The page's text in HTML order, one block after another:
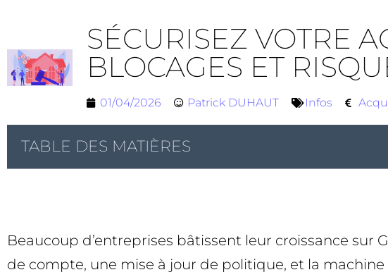
SÉCURISEZ VOTRE
BLOCAGES ET
01/04/2026 Patrick DUHAUT Infos
TABLE DES MATIÈRES
Beaucoup d’entreprises bâtissent leur croissance sur
de compte, une mise à jour de politique, et la